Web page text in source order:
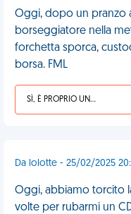
Oggi, dopo un pranzo
borseggiatore nella
forchetta sporca,
borsa. FML
SÌ, È PROPRIO UNA VDM!
Da lolotte - 25/02/2025
Oggi, abbiamo torcito
volte per rubarmi un